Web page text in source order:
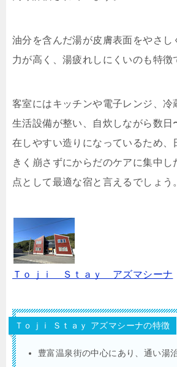
油分を含んだ湯が皮膚表面をやさし
力が高く、湯疲れしにくいのも特徴
客室にはキッチンや電子レンジ、冷
生活設備が整い、自炊しながら数日
在しやすい造りになっているため、
きく崩さずにからだのケアに集中し
点として最適な宿と言えるでしょう
Ｔｏｊｉ Ｓｔａｙ アズマシーナ
Ｔｏｊｉ Ｓｔａｙ アズマシーナの特徴
豊富温泉街の中心にあり、通い湯